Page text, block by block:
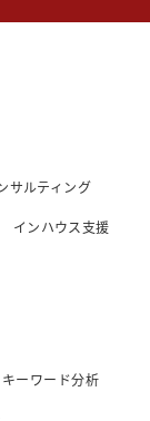
サルティング
インハウス支援
キーワード分析